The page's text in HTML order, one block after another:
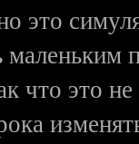
это
маленьким
что это